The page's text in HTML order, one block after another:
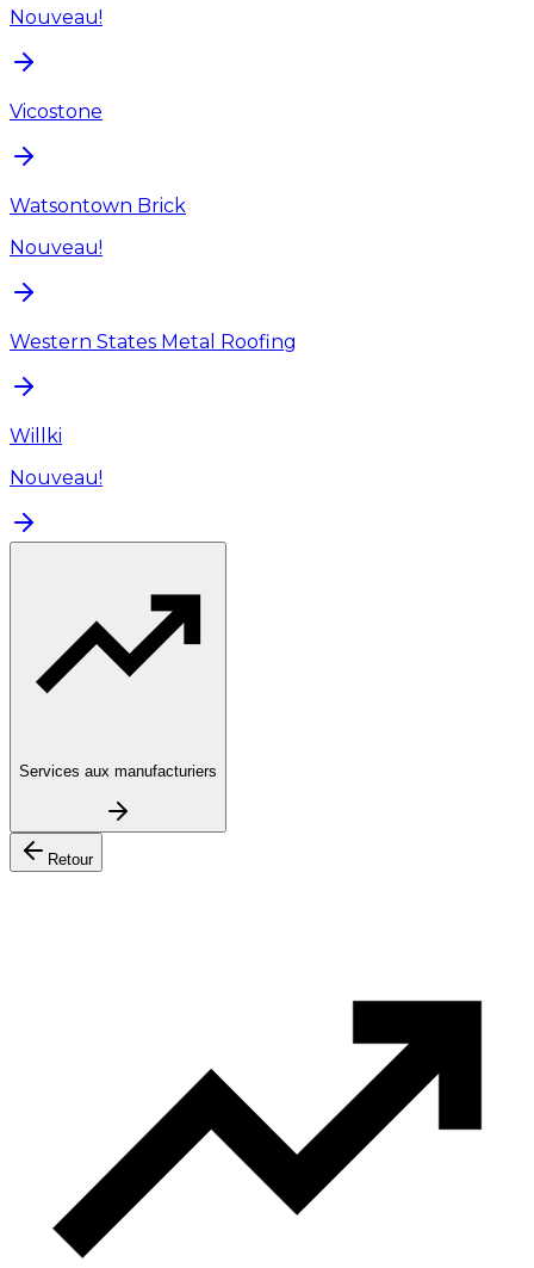
Nouveau!
Vicostone
Watsontown Brick
Nouveau!
Western States Metal Roofing
Willki
Nouveau!
Services aux manufacturiers
Retour